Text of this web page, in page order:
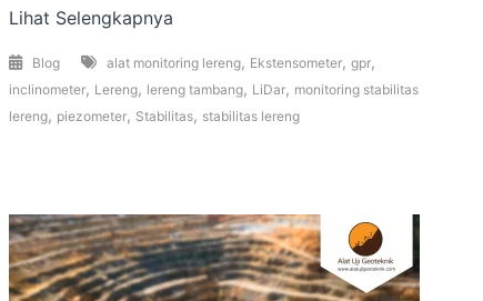
Lihat Selengkapnya
Blog alat monitoring lereng, Ekstensometer,gpr,
inclinometer, Lereng, lereng tambang, LiDar, monitoring stabilitas
lereng, piezometer, Stabilitas, stabilitas lereng